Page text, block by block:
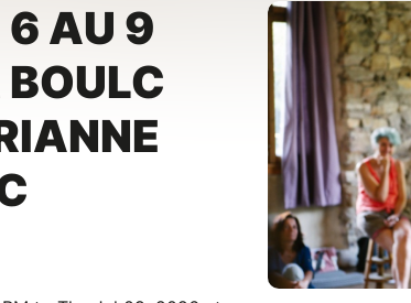
6 AU 9